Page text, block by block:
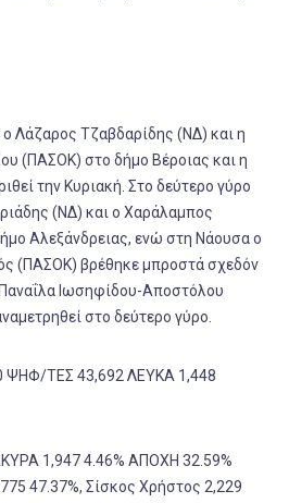
Λάζαρος Τζαβδαρίδης (ΝΔ) και η
(ΠΑΣΟΚ) στο δήμο Βέροιας και η
την Κυριακή. Στο δεύτερο γύρο
(ΝΔ) και ο Χαράλαμπος
Αλεξάνδρειας, ενώ στη Νάουσα ο
(ΠΑΣΟΚ) βρέθηκε μπροστά σχεδόν
Ιωσηφίδου-Αποστόλου
στο δεύτερο γύρο.
ΨΗΦ/ΤΕΣ 43,692 ΛΕΥΚΑ 1,448
1,947 4.46% ΑΠΟΧΗ 32.59%
47.37%, Σίσκος Χρήστος 2,229